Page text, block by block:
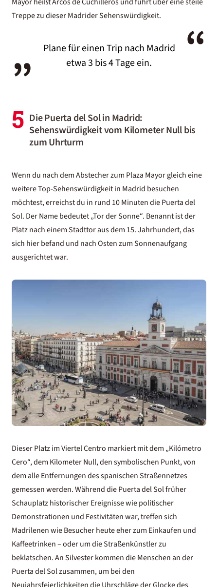
Treppe zu dieser Madrider Sehenswürdigkeit.
„
Plane für einen Trip nach Madrid
etwa 3 bis 4 Tage ein.
“
5 Die Puerta del Sol in Madrid:
Sehenswürdigkeit vom Kilometer Null bis
zum Uhrturm
Wenn du nach dem Abstecher zum Plaza Mayor gleich eine
weitere Top-Sehenswürdigkeit in Madrid besuchen
möchtest, erreichst du in rund 10 Minuten die Puerta del
Sol. Der Name bedeutet „Tor der Sonne“. Benannt ist der
Platz nach einem Stadttor aus dem 15. Jahrhundert, das
sich hier befand und nach Osten zum Sonnenaufgang
ausgerichtet war.
Dieser Platz im Viertel Centro markiert mit dem „Kilómetro
Cero“, dem Kilometer Null, den symbolischen Punkt, von
dem alle Entfernungen des spanischen Straßennetzes
gemessen werden. Während die Puerta del Sol früher
Schauplatz historischer Ereignisse wie politischer
Demonstrationen und Festivitäten war, treffen sich
Madrilenen wie Besucher heute eher zum Einkaufen und
Kaffeetrinken – oder um die Straßenkünstler zu
beklatschen. An Silvester kommen die Menschen an der
Puerta del Sol zusammen, um bei den